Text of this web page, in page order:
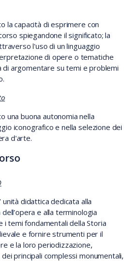
la capacità di esprimere con
spiegandone il significato; la
l'uso di un linguaggio
di opere o tematiche
di argomentare su temi e problemi
una buona autonomia nella
iconografico e nella selezione dei
d'arte.
didattica dedicata alla
e alla terminologia
temi fondamentali della Storia
e fornire strumenti per il
e la loro periodizzazione,
principali complessi monumentali,